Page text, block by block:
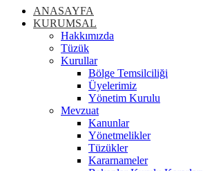
ANASAYFA
KURUMSAL
Hakkımızda
Tüzük
Kurullar
Bölge Temsilciliği
Üyelerimiz
Yönetim Kurulu
Mevzuat
Kanunlar
Yönetmelikler
Tüzükler
Kararnameler